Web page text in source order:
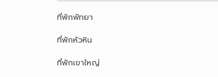
ที่พักพัทยา
ที่พักหัวหิน
ที่พักเขาใหญ่